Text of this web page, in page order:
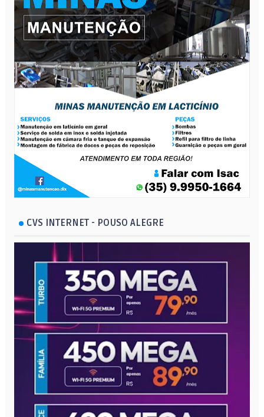
CVS INTERNET - POUSO ALEGRE